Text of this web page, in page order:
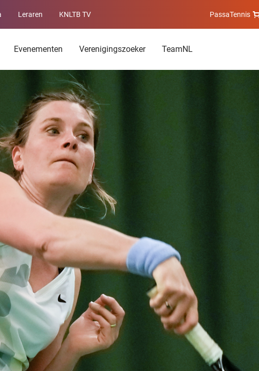
Leraren KNLTB TV PassaTennis
Evenementen Verenigingszoeker TeamNL